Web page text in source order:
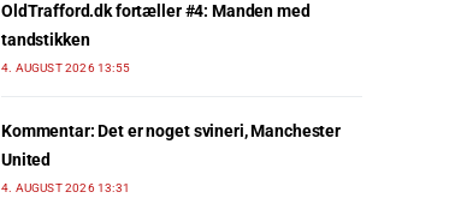
OldTrafford.dk fortæller #4: Manden med
tandstikken
4. AUGUST 2026 13:55
Kommentar: Det er noget svineri, Manchester
United
4. AUGUST 2026 13:31